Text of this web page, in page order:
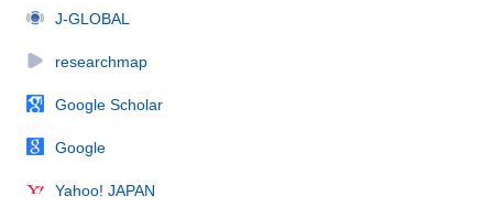
J-GLOBAL
researchmap
Google Scholar
Google
Yahoo! JAPAN